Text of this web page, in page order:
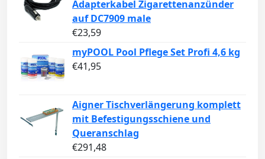
Adapterkabel Zigarettenanzünder
auf DC7909 male
€23,59
myPOOL Pool Pflege Set Profi 4,6 kg
€41,95
Aigner Tischverlängerung komplett
mit Befestigungsschiene und
Queranschlag
€291,48